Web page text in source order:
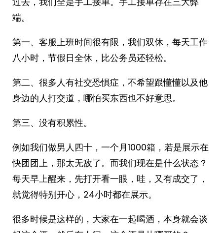
端。
第一、客服上班时间很有限，我们双休，每天工作
八小时，节假日全休，比公务员还轻松。
第二、很多人有社交恐惧症，不希望跟懂懂以及他
身边的人打交道，哪怕买东西也不好意思。
第三、没有积累性。
例如我们做男人四十，一个月1000箱，若是展示在
快团团上，那太无敌了。而我们现在是什么状态？
每天早上醒来，先打开看一眼，哇，又有成交了，
就觉得特别开心，24小时都在展示。
很多时候是这样的，大家在一起喝酒，本身就会谈